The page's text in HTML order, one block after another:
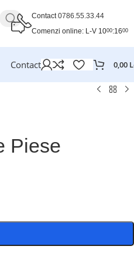
Contact0786.55.33.44
Comenzi online: L-V 1000:1600
Contact 0,00
Piese